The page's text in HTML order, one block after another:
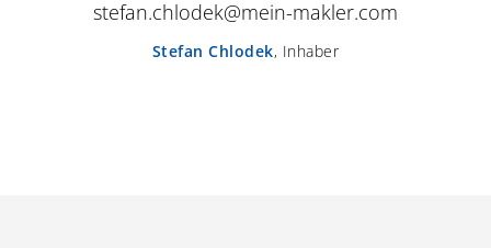
stefan.chlodek@mein-makler.com
Stefan Chlodek, Inhaber